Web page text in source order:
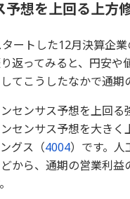
予想を上回る上方
ートした12月決算企
返ってみると、円安
てこうしたなかで通期
センサス予想を上回る
センサス予想を大き
グス（4004）です。人
から、通期の営業利